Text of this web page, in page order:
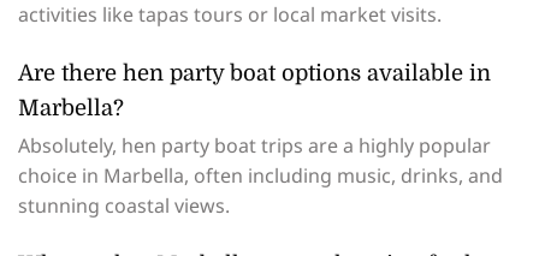
activities like tapas tours or local market visits.
Are there hen party boat options available in
Marbella?
Absolutely, hen party boat trips are a highly popular
choice in Marbella, often including music, drinks, and
stunning coastal views.